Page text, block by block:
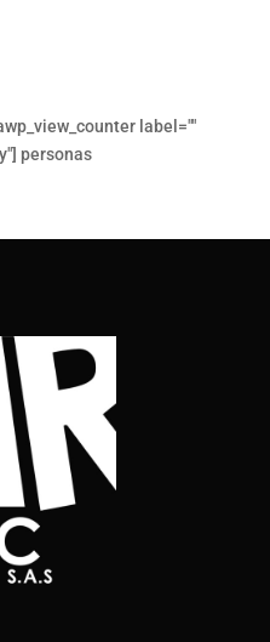
label=""
personas